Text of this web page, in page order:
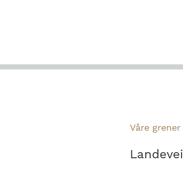
Våre grener
Landevei